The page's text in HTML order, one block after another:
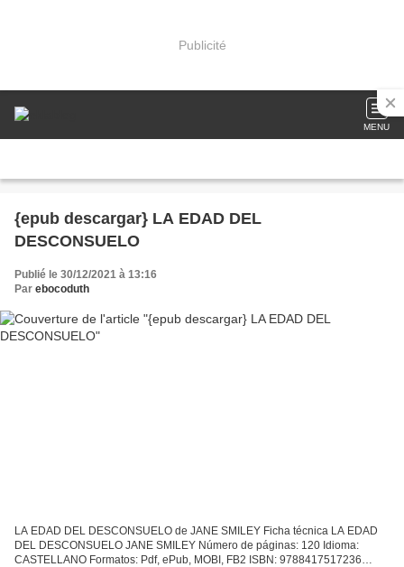
Publicité
MENU
{epub descargar} LA EDAD DEL
DESCONSUELO
Publié le 30/12/2021 à 13:16
Par ebocoduth
LA EDAD DEL DESCONSUELO de JANE SMILEY Ficha técnica LA EDAD
DEL DESCONSUELO JANE SMILEY Número de páginas: 120 Idioma:
CASTELLANO Formatos: Pdf, ePub, MOBI, FB2 ISBN: 9788417517236